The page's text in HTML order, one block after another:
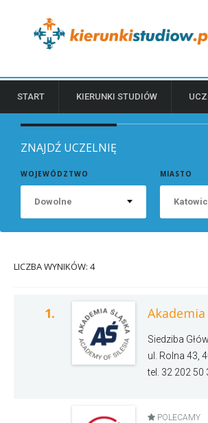
START KIERUNKI STUDIÓW
ZNAJDŹ UCZELNIĘ
WOJEWÓDZTWO
Dowolne
MIASTO
LICZBA WYNIKÓW: 4
1.
Siedziba
ul. Rolna 43,
tel. 32 202 50
POLECAMY